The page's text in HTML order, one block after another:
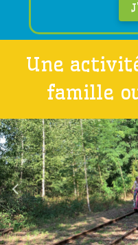
Une
famille